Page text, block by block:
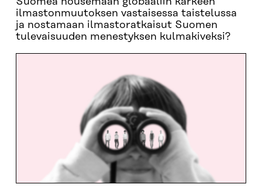
ilmastonmuutoksen vastaisessa taistelussa
ja nostamaan ilmastoratkaisut Suomen
tulevaisuuden menestyksen kulmakiveksi?